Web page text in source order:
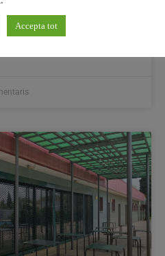
d’Alcàsser serà este
de les finals del 14é